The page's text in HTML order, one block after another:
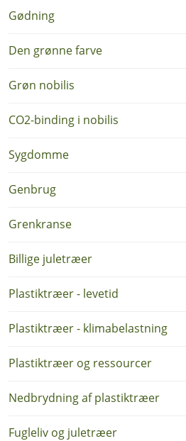
Gødning
Den grønne farve
Grøn nobilis
CO2-binding i nobilis
Sygdomme
Genbrug
Grenkranse
Billige juletræer
Plastiktræer - levetid
Plastiktræer - klimabelastning
Plastiktræer og ressourcer
Nedbrydning af plastiktræer
Fugleliv og juletræer